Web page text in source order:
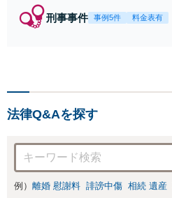
刑事事件 事例5件 料金表有
法律Q&Aを探す
例） 離婚 慰謝料 誹謗中傷 相続 遺産